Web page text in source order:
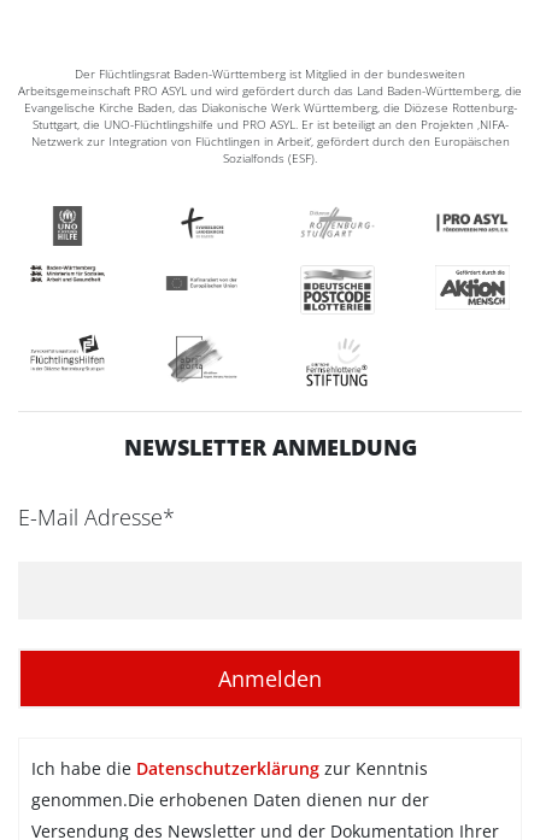
Der Flüchtlingsrat Baden-Württemberg ist Mitglied in der bundesweiten
Arbeitsgemeinschaft PRO ASYL und wird gefördert durch das Land Baden-Württemberg, die
Evangelische Kirche Baden, das Diakonische Werk Württemberg, die Diözese Rottenburg-
Stuttgart, die UNO-Flüchtlingshilfe und PRO ASYL. Er ist beteiligt an den Projekten ‚NIFA-
Netzwerk zur Integration von Flüchtlingen in Arbeit‘, gefördert durch den Europäischen
Sozialfonds (ESF).
NEWSLETTER ANMELDUNG
E-Mail Adresse*
Ich habe die Datenschutzerklärung zur Kenntnis
genommen.Die erhobenen Daten dienen nur der
Versendung des Newsletter und der Dokumentation Ihrer